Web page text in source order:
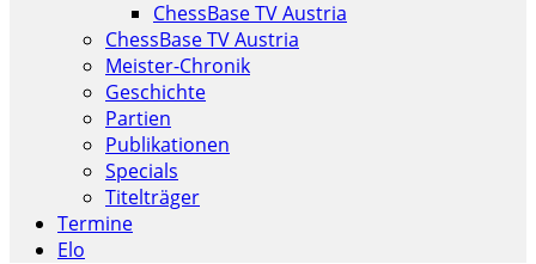
ChessBase TV Austria
ChessBase TV Austria
Meister-Chronik
Geschichte
Partien
Publikationen
Specials
Titelträger
Termine
Elo